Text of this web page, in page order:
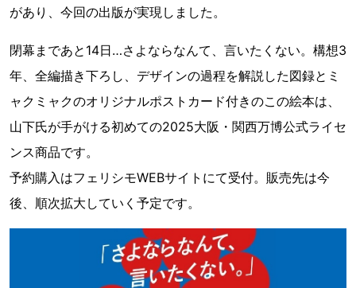
があり、今回の出版が実現しました。
閉幕まであと14日…さよならなんて、言いたくない。構想3
年、全編描き下ろし、デザインの過程を解説した図録とミ
ャクミャクのオリジナルポストカード付きのこの絵本は、
山下氏が手がける初めての2025大阪・関西万博公式ライセ
ンス商品です。
予約購入はフェリシモWEBサイトにて受付。販売先は今
後、順次拡大していく予定です。